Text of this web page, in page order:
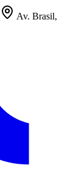
Av. Brasil,